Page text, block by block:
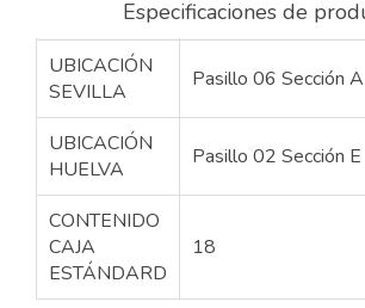
Especificaciones de
UBICACIÓN
SEVILLA
Pasillo 06 Sección A
UBICACIÓN
HUELVA
Pasillo 02 Sección E
CONTENIDO
CAJA
ESTÁNDARD
18